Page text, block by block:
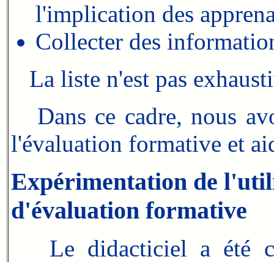
l'implication des
Collecter des
La liste n'est pas
Dans ce cadre, nous
l'évaluation formative et
Expérimentation de
d'évaluation formative
Le didacticiel a été